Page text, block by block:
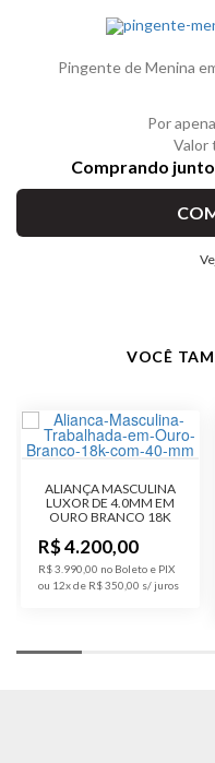
Pingente de Menina
Por
Valor
Comprando
VOCÊ
ALIANÇA MASCULINA
LUXOR DE 4.0MM EM
OURO BRANCO 18K
R$ 4.200,00
R$ 3.990,00 no Boleto e PIX
ou 12x de R$ 350,00